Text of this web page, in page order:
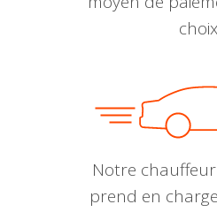
choix
Notre
prend en